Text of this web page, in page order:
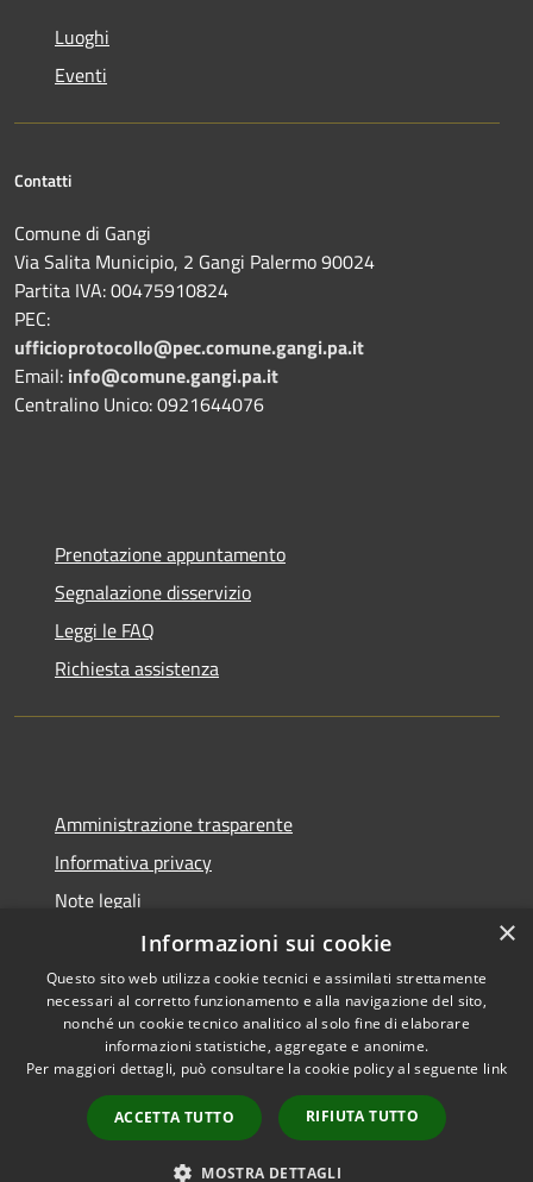
Luoghi
Eventi
Contatti
Comune di Gangi
Via Salita Municipio, 2 Gangi Palermo 90024
Partita IVA: 00475910824
PEC:
ufficioprotocollo@pec.comune.gangi.pa.it
Email: info@comune.gangi.pa.it
Centralino Unico: 0921644076
Prenotazione appuntamento
Segnalazione disservizio
Leggi le FAQ
Richiesta assistenza
Amministrazione trasparente
Informativa privacy
Note legali
Dichiarazione di accessibilità
RSS
Accessibilità
Copyright © 2026 • Comune di
Municipium•
Accesso
redazione
×
Informazioni sui cookie
Questo sito web utilizza cookie tecnici e assimilati strettamente
necessari al corretto funzionamento e alla navigazione del sito,
nonché un cookie tecnico analitico al solo fine di elaborare
informazioni statistiche, aggregate e anonime.
Per maggiori dettagli, può consultare la cookie policy al seguente link
ACCETTA TUTTO RIFIUTA TUTTO
MOSTRA DETTAGLI